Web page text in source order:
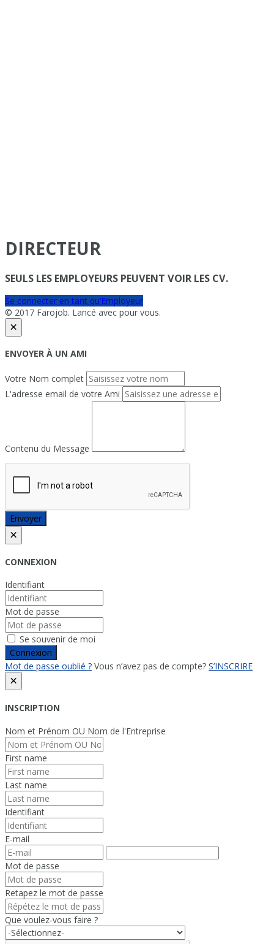
DIRECTEUR
SEULS LES EMPLOYEURS PEUVENT VOIR LES CV.
Se connecter en tant qu’Employeur
© 2017 Farojob. Lancé avec pour vous.
×
ENVOYER À UN AMI
Votre Nom complet
L'adresse email de votre Ami
Contenu du Message
Envoyer
×
CONNEXION
Identifiant
Mot de passe
Se souvenir de moi
Connexion
Mot de passe oublié ? Vous n’avez pas de compte? S’INSCRIRE
×
INSCRIPTION
Nom et Prénom OU Nom de l'Entreprise
First name
Last name
Identifiant
E-mail
Mot de passe
Retapez le mot de passe
Que voulez-vous faire ?